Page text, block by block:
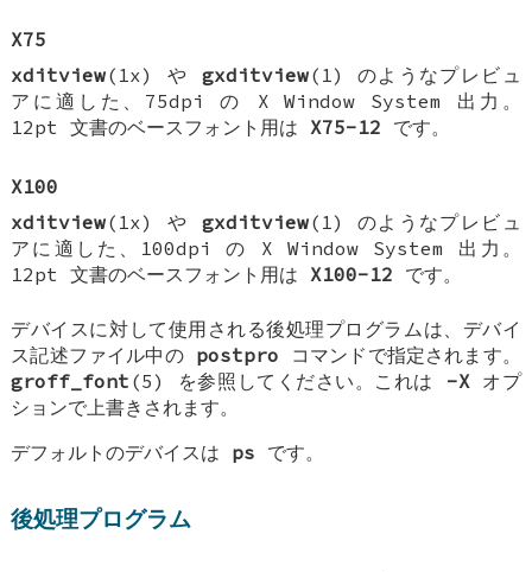
X75
xditview(1x) や gxditview(1) のようなプレビュ
アに適した、75dpi の X Window System 出力。
12pt 文書のベースフォント用は X75-12 です。
X100
xditview(1x) や gxditview(1) のようなプレビュ
アに適した、100dpi の X Window System 出力。
12pt 文書のベースフォント用は X100-12 です。
デバイスに対して使用される後処理プログラムは、デバイ
ス記述ファイル中の postpro コマンドで指定されます。
groff_font (5) を参照してください。これは -Xオプ
ションで上書きされます。
デフォルトのデバイスは ps です。
後処理プログラム